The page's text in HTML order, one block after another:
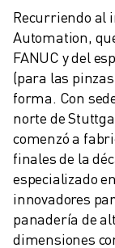
Recurriendo al
Automation,
FANUC y del
(para las
forma. Con
norte de
comenzó a
finales de la
especializado
innovadores
panadería de
dimensiones